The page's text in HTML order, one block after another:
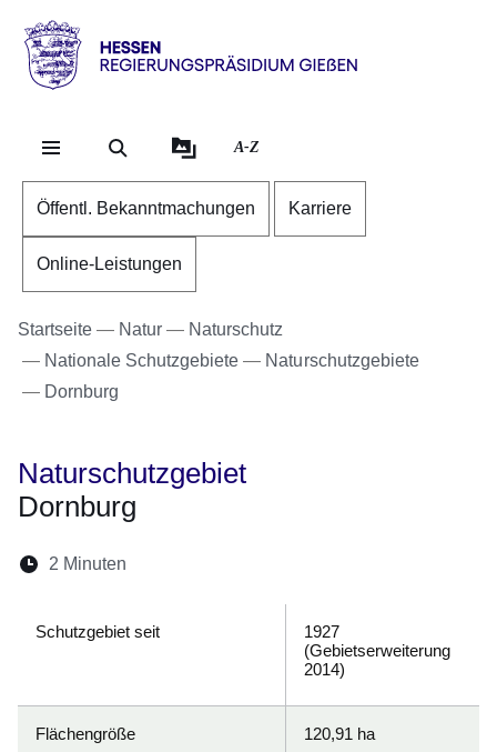
Direkt zum Kopf der
Direkt zum Inhalt
Direkt zum Fuß der
Hessen
RP
A-Z
Öffentl. Bekanntmachungen Karriere
Online-Leistungen
Startseite Natur
Naturschutz
Nationale Schutzgebiete
Naturschutzgebiete
Dornburg
Naturschutzgebiet
Dornburg
Lesedauer:
2 Minuten
Schutzgebiet seit
1927
(Gebietserweiterung
2014)
Flächengröße 120,91 ha